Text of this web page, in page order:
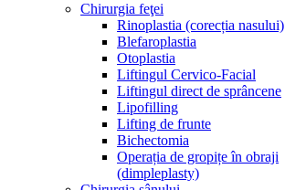
Chirurgia feţei
Rinoplastia (corecția nasului)
Blefaroplastia
Otoplastia
Liftingul Cervico-Facial
Liftingul direct de sprâncene
Lipofilling
Lifting de frunte
Bichectomia
Operația de gropițe în obraji
(dimpleplasty)